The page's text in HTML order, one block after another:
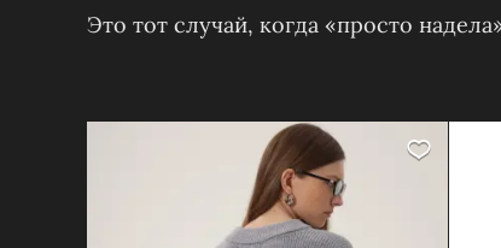
Это тот случай, когда «просто